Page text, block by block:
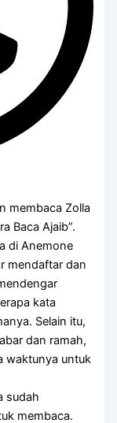
membaca Zolla
Baca Ajaib”.
di Anemone
mendaftar dan
kata
Selain itu,
dan ramah,
waktunya untuk
sudah
membaca.